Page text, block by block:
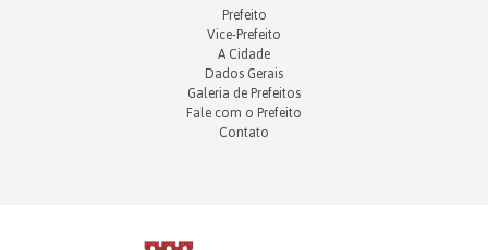
Prefeito
Vice-Prefeito
A Cidade
Dados Gerais
Galeria de Prefeitos
Fale com o Prefeito
Contato